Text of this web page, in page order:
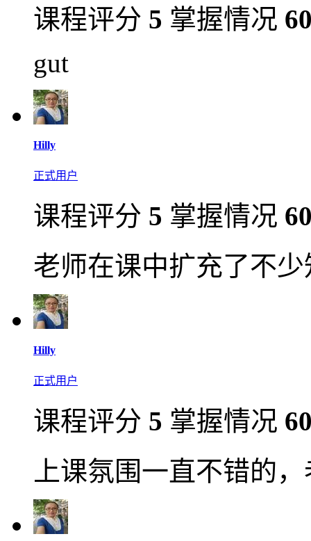
课程评分 5 掌握情况
gut
Hilly
正式用户
课程评分 5 掌握情况
老师在课中扩充了不
Hilly
正式用户
课程评分 5 掌握情况
上课氛围一直不错的